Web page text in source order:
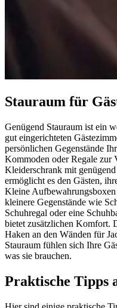
Stauraum für
Genügend Stauraum ist ein
gut eingerichteten
persönlichen Gegenstände
Kommoden oder Regale zur
Kleiderschrank mit
ermöglicht es den Gästen,
Kleine
kleinere Gegenstände wie
Schuhregal oder eine
bietet zusätzlichen Komfort.
Haken an den Wänden für
Stauraum fühlen sich Ihre
was sie brauchen.
Praktische Tipps